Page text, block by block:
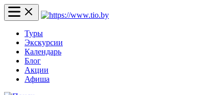
Туры
Экскурсии
Календарь
Блог
Акции
Афиша